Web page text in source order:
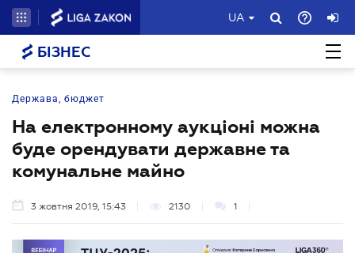
UA
БІЗНЕС
Держава, бюджет
На електронному аукціоні можна
буде орендувати державне та
комунальне майно
3 жовтня 2019, 15:43 2130 1